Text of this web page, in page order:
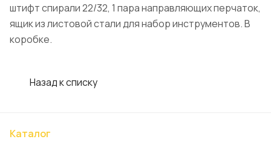
штифт спирали 22/32, 1 пара направляющих перчаток,
ящик из листовой стали для набор инструментов. В
коробке.
Назад к списку
Каталог